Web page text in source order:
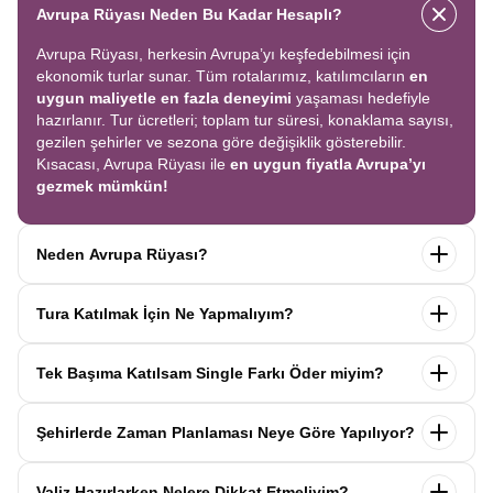
Avrupa Rüyası Neden Bu Kadar Hesaplı?
Avrupa Rüyası, herkesin Avrupa’yı keşfedebilmesi için
ekonomik turlar sunar. Tüm rotalarımız, katılımcıların en
uygun maliyetle en fazla deneyimi yaşaması hedefiyle
hazırlanır. Tur ücretleri; toplam tur süresi, konaklama sayısı,
gezilen şehirler ve sezona göre değişiklik gösterebilir.
Kısacası, Avrupa Rüyası ile en uygun fiyatla Avrupa’yı
gezmek mümkün!
Neden Avrupa Rüyası?
tek seferde birçok
ülkeyikeşfedin! Ekstra tur ücreti yok, tüm geziler fiyata
ile Avrupa’yı en keyifli şekilde yaşayın.
Tura Katılmak İçin Ne Yapmalıyım?
seyahat sözleşmesinionaylayın.İlk taksitiödediğinizde
Tek Başıma Katılsam Single Farkı Öder miyim?
katıldığınızda1000 Euro’ya varan single farkı
Şehirlerde Zaman Planlaması Neye Göre Yapılıyor?
uzman